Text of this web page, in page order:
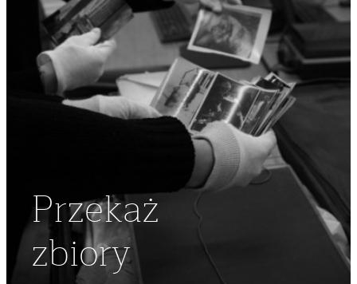
Przekaż
zbiory